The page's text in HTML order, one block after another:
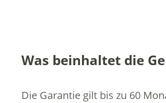
Was beinhaltet die
Die Garantie gilt bis zu 60